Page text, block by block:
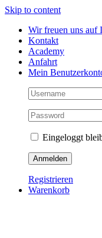
Skip to content
Wir freuen uns auf
Kontakt
Academy
Anfahrt
Mein
Eingeloggt
Registrieren
Warenkorb